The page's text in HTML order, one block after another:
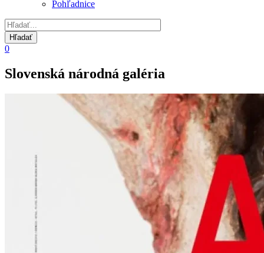
Pohľadnice
0
Slovenská národná galéria